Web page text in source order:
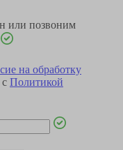
или позвоним
на обработку
Политикой